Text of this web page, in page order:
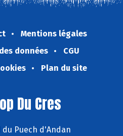
Mentions légales
données
CGU
Plan du site
Du Cres
du Puech d'Andan